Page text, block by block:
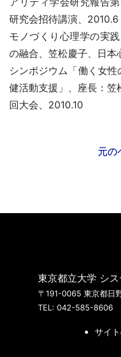
研究会招待講演、2010.6
モノづくり心理学の実
の融合、笠松慶子、日
シンポジウム「働く女
健活動支援」、座長：
回大会、2010.10
元の
東京都立大学 シ
〒191-0065 東京都日
TEL: 042-585-8606
サイ